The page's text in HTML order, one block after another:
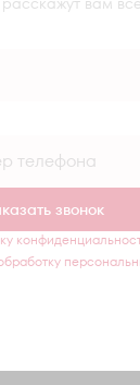
звонок